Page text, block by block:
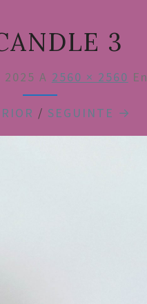
3
A 2560 × 2560 En
/ SEGUINTE →